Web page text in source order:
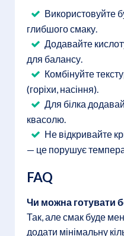
Використовуйте
глибшого смаку.
Додавайте
для балансу.
Комбінуйте
(горіхи, насіння).
Для білка
квасолю.
Не відкривайте
— це порушує
FAQ
Чи можна готувати
Так, але смак буде
додати мінімальну